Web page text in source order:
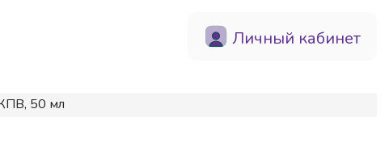
Личный кабинет
50 мл